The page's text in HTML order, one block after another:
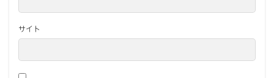
サイト